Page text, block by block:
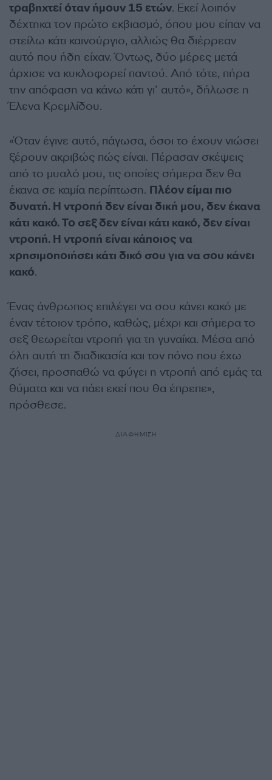
τραβηχτεί όταν ήμουν 15 ετών. Εκεί λοιπόν
δέχτηκα τον πρώτο εκβιασμό, όπου μου είπαν να
στείλω κάτι καινούργιο, αλλιώς θα διέρρεαν
αυτό που ήδη είχαν. Όντως, δύο μέρες μετά
άρχισε να κυκλοφορεί παντού. Από τότε, πήρα
την απόφαση να κάνω κάτι γι’ αυτό», δήλωσε η
Έλενα Κρεμλίδου.
«Όταν έγινε αυτό, πάγωσα, όσοι το έχουν νιώσει
ξέρουν ακριβώς πώς είναι. Πέρασαν σκέψεις
από το μυαλό μου, τις οποίες σήμερα δεν θα
έκανα σε καμία περίπτωση. Πλέον είμαι πιο
δυνατή. Η ντροπή δεν είναι δική μου, δεν έκανα
κάτι κακό. Το σεξ δεν είναι κάτι κακό, δεν είναι
ντροπή. Η ντροπή είναι κάποιος να
χρησιμοποιήσει κάτι δικό σου για να σου κάνει
κακό.
Ένας άνθρωπος επιλέγει να σου κάνει κακό με
έναν τέτοιον τρόπο, καθώς, μέχρι και σήμερα το
σεξ θεωρείται ντροπή για τη γυναίκα. Μέσα από
όλη αυτή τη διαδικασία και τον πόνο που έχω
ζήσει, προσπαθώ να φύγει η ντροπή από εμάς τα
θύματα και να πάει εκεί που θα έπρεπε»,
πρόσθεσε.
ΔΙΑΦΗΜΙΣΗ